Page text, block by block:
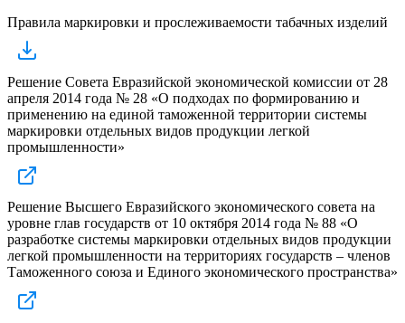
Правила маркировки и прослеживаемости табачных изделий
Решение Совета Евразийской экономической комиссии от 28
апреля 2014 года № 28 «О подходах по формированию и
применению на единой таможенной территории системы
маркировки отдельных видов продукции легкой
промышленности»
Решение Высшего Евразийского экономического совета на
уровне глав государств от 10 октября 2014 года № 88 «О
разработке системы маркировки отдельных видов продукции
легкой промышленности на территориях государств – членов
Таможенного союза и Единого экономического пространства»